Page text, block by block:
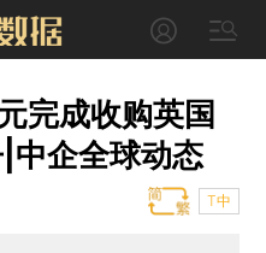
完成收购英国
中企全球动态
T中